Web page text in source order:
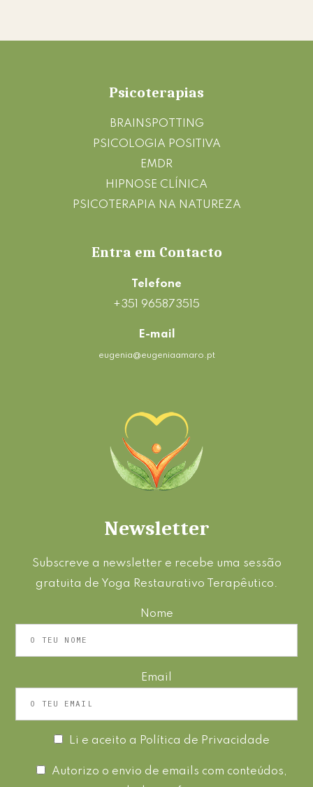
Psicoterapias
BRAINSPOTTING
PSICOLOGIA POSITIVA
EMDR
HIPNOSE CLÍNICA
PSICOTERAPIA NA NATUREZA
Entra em Contacto
Telefone
+351 965873515
E-mail
eugenia@eugeniaamaro.pt
Newsletter
Subscreve a newsletter e recebe uma sessão
gratuita de Yoga Restaurativo Terapêutico.
Nome
Email
Li e aceito a Política de Privacidade
Autorizo o envio de emails com conteúdos,